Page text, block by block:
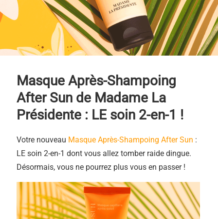
Masque Après-Shampoing
After Sun de Madame La
Présidente : LE soin 2-en-1 !
Votre nouveau Masque Après-Shampoing After Sun :
LE soin 2-en-1 dont vous allez tomber raide dingue.
Désormais, vous ne pourrez plus vous en passer !